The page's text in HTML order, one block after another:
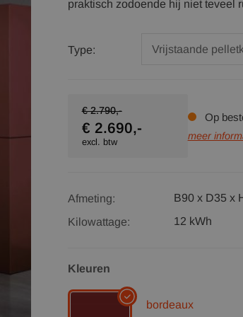
praktisch zodoende hij niet teveel
Type:
€ 2.790,-
€ 2.690,-
excl. btw
Op
meer
Afmeting:
B90 x D35 x
Kilowattage:
12 kWh
Kleuren
bordeaux